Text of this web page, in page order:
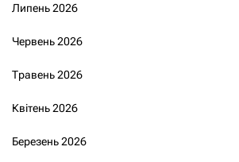
Липень 2026
Червень 2026
Травень 2026
Квітень 2026
Березень 2026